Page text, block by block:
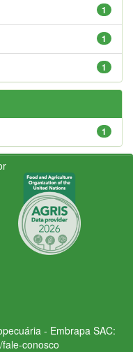
1
1
1
1
- Embrapa SAC:
conosco